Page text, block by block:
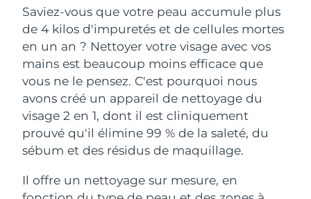
Saviez-vous que votre peau accumule plus
de 4 kilos d'impuretés et de cellules mortes
en un an ? Nettoyer votre visage avec vos
mains est beaucoup moins efficace que
vous ne le pensez. C'est pourquoi nous
avons créé un appareil de nettoyage du
visage 2 en 1, dont il est cliniquement
prouvé qu'il élimine 99 % de la saleté, du
sébum et des résidus de maquillage.
Il offre un nettoyage sur mesure, en
Anti-aging massage
LUNA™ 4 Plus
Massage, LED heating
LUNA™ 4 Men
For men, anti-aging massage
Microcurrent toning
BEAR™ 2 go
Microcurrent toning on-the-go
BEAR™ 2 eyes & lips
Microcurrent line smoothing device
Hydratation
UFO™ 3 coffret
Deep facial hydration
UFO™ 3 LED
Near-infrared and red light therapy
device
Soin bucco-dentaire
issa™ 4
Hybrid silicone sonic toothbrush
issa™ 4 plus
FAQ™ TRAITEMENT ANTI-ÂGE
Anti-âge Traitements LED
NEW
Bermudes Livraison estimée 8/15/26
Bosnie-Herzégovine Livraison estimée
Livraison estimée
Bulgarie Livraison estimée8/9/26
Canada Livraison estimée8/13/26